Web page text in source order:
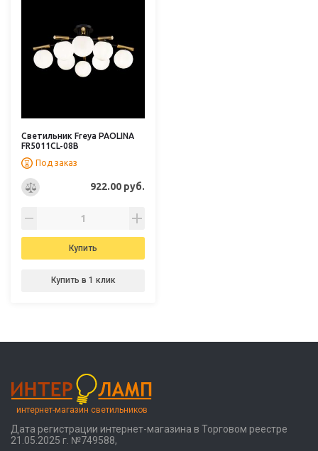
Светильник Freya PAOLINA
FR5011CL-08B
Под заказ
922.00 руб.
Купить
Купить в 1 клик
интернет-магазин светильников
Дата регистрации интернет-магазина в Торговом реестре
21.05.2025 г. №749588,